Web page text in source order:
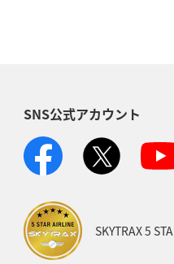
クリスマス
ANAグルメマイル
東アジア
SNS公式アカウント
SKYTRAX 5